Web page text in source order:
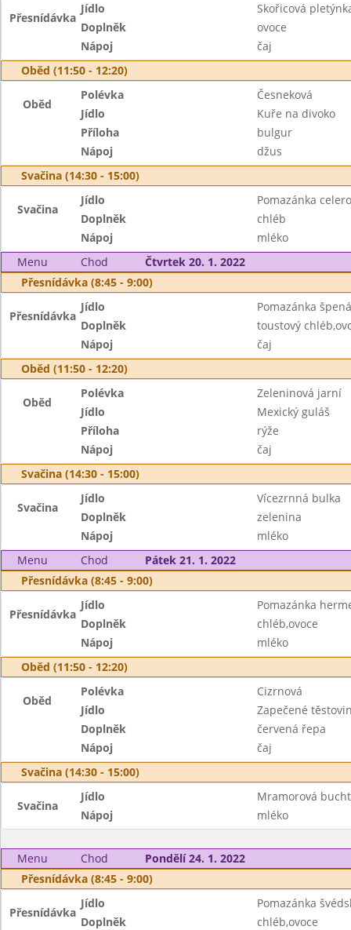
Přesnídávka
Jídlo
Skořicová
Doplněk
ovoce
Nápoj
čaj
Oběd (11:50 - 12:20)
Oběd
Polévka
Česneková
Jídlo
Kuře na divoko
Příloha
bulgur
Nápoj
džus
Svačina (14:30 - 15:00)
Svačina
Jídlo
Pomazánka
Doplněk
chléb
Nápoj
mléko
Menu
Chod
Čtvrtek 20. 1. 2022
Přesnídávka (8:45 - 9:00)
Přesnídávka
Jídlo
Pomazánka
Doplněk
toustový
Nápoj
čaj
Oběd (11:50 - 12:20)
Oběd
Polévka
Zeleninová jarní
Jídlo
Mexický guláš
Příloha
rýže
Nápoj
čaj
Svačina (14:30 - 15:00)
Svačina
Jídlo
Vícezrnná bulka
Doplněk
zelenina
Nápoj
mléko
Menu
Chod
Pátek 21. 1. 2022
Přesnídávka (8:45 - 9:00)
Přesnídávka
Jídlo
Pomazánka
Doplněk
chléb,ovoce
Nápoj
mléko
Oběd (11:50 - 12:20)
Oběd
Polévka
Cizrnová
Jídlo
Zapečené
Doplněk
červená řepa
Nápoj
čaj
Svačina (14:30 - 15:00)
Svačina
Jídlo
Mramorová
Nápoj
mléko
Menu Chod
Pondělí 24. 1. 2022
Přesnídávka (8:45 - 9:00)
Přesnídávka
Jídlo
Pomazánka
Doplněk
chléb,ovoce